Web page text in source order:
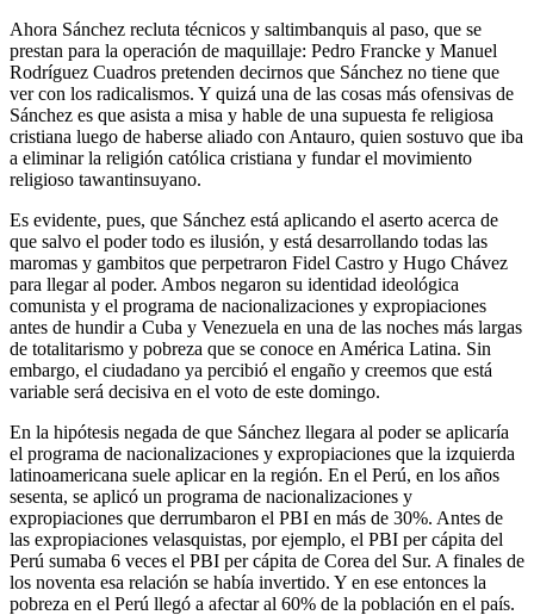
Ahora Sánchez recluta técnicos y saltimbanquis al paso, que se
prestan para la operación de maquillaje: Pedro Francke y Manuel
Rodríguez Cuadros pretenden decirnos que Sánchez no tiene que
ver con los radicalismos. Y quizá una de las cosas más ofensivas de
Sánchez es que asista a misa y hable de una supuesta fe religiosa
cristiana luego de haberse aliado con Antauro, quien sostuvo que iba
a eliminar la religión católica cristiana y fundar el movimiento
religioso tawantinsuyano.
Es evidente, pues, que Sánchez está aplicando el aserto acerca de
que salvo el poder todo es ilusión, y está desarrollando todas las
maromas y gambitos que perpetraron Fidel Castro y Hugo Chávez
para llegar al poder. Ambos negaron su identidad ideológica
comunista y el programa de nacionalizaciones y expropiaciones
antes de hundir a Cuba y Venezuela en una de las noches más largas
de totalitarismo y pobreza que se conoce en América Latina. Sin
embargo, el ciudadano ya percibió el engaño y creemos que está
variable será decisiva en el voto de este domingo.
En la hipótesis negada de que Sánchez llegara al poder se aplicaría
el programa de nacionalizaciones y expropiaciones que la izquierda
latinoamericana suele aplicar en la región. En el Perú, en los años
sesenta, se aplicó un programa de nacionalizaciones y
expropiaciones que derrumbaron el PBI en más de 30%. Antes de
las expropiaciones velasquistas, por ejemplo, el PBI per cápita del
Perú sumaba 6 veces el PBI per cápita de Corea del Sur. A finales de
los noventa esa relación se había invertido. Y en ese entonces la
pobreza en el Perú llegó a afectar al 60% de la población en el país.